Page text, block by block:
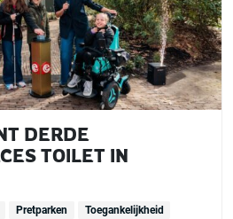
DERDE
TOILET IN
Pretparken Toegankelijkheid